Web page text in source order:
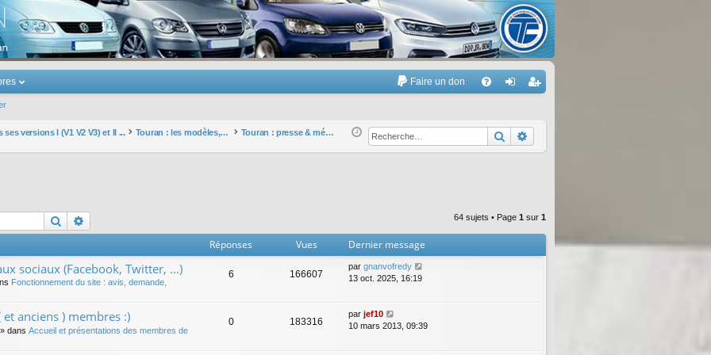
Touran
Faire un don
Q ne
xi
nr
eg
r
versions I (V1 V2 V3) et II ... Touran : les modèles, les prix, les achats, les options, ... Touran : presse & médias Rechercher
Rechercher 64 sujets • Page 1 sur 1
Réponses Vues Dernier message
sociaux (Facebook, Twitter, ...)
Fonctionnement du site : avis, demande,
6 166607
par gnanvofredy
13 oct. 2025, 16:19
anciens ) membres :)
» dans Accueil et présentations des membres de
0 183316
par jef10
10 mars 2013, 09:39